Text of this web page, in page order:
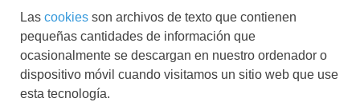
Las cookies son archivos de texto que contienen
pequeñas cantidades de información que
ocasionalmente se descargan en nuestro ordenador o
dispositivo móvil cuando visitamos un sitio web que use
esta tecnología.